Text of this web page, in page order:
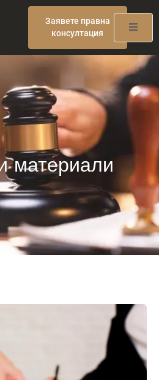
Заявете правна
консултация
материали